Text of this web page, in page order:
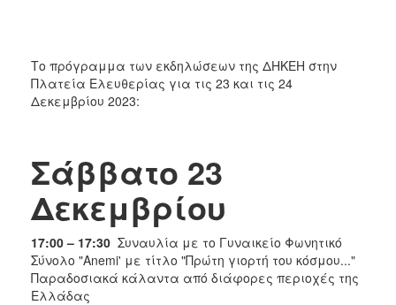
ΠΟΛΙΤΙΣΜΟΣ
Το πρόγραμμα των εκδηλώσεων της ΔΗΚΕΗ στην
Πλατεία Ελευθερίας για τις 23 και τις 24
Δεκεμβρίου 2023:
Σάββατο 23
Δεκεμβρίου
17:00 – 17:30 Συναυλία με το Γυναικείο Φωνητικό
Σύνολο "Anemi' με τίτλο "Πρώτη γιορτή του κόσμου..."
Παραδοσιακά κάλαντα από διάφορες περιοχές της
Ελλάδας